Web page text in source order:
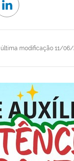
última modificação 11/06/